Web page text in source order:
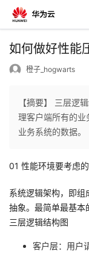
返
主
的
如何做好性能
橙子_hogwarts
【摘要】 三层逻
理客户端所有的业
业务系统的数据。
01 性能环境要考虑
系统逻辑架构，即组
抽象。最简单最基本
三层逻辑结构图
客户层：用户